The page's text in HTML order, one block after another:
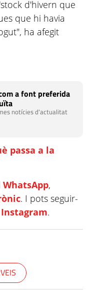
d'hivern que
que hi havia
ha afegit
a font preferida
notícies d'actualitat
passa a la
WhatsApp,
. I pots seguir-
Instagram.